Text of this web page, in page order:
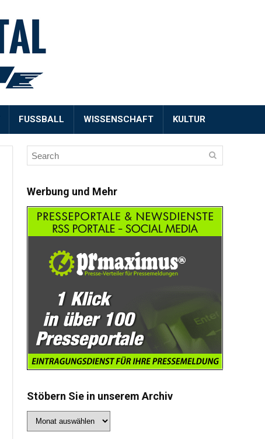
FUSSBALL WISSENSCHAFT KULTUR
Werbung und Mehr
Stöbern Sie in unserem Archiv
Sie